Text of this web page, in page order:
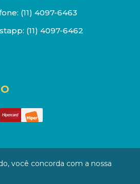
(11) 4097-6463
(11) 4097-6462
/ SP - CEP: 01006-000
você concorda com a nossa